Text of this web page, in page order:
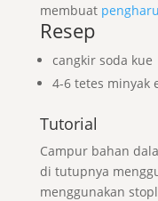
membuat
Resep
cangkir soda kue
4-6 tetes minyak
Tutorial
Campur bahan
di tutupnya
menggunakan